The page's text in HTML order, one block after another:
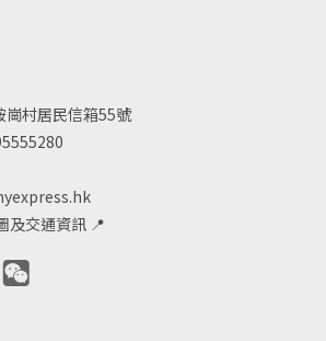
崗村居民信箱55號
及交通資訊 📍